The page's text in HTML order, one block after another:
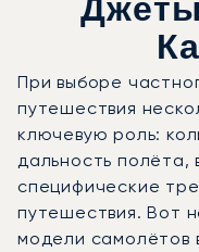
При выборе
путешествия
ключевую роль:
дальность
специфические
путешествия. Вот
модели самолётов